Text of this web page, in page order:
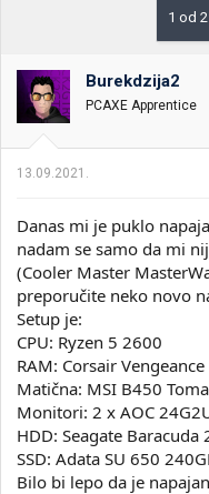
i
k
t
e
o
k
j
1 od 2
Burekdzija2
PCAXE Apprentice
13.09.2021.
Danas mi je puklo
nadam se samo da mi
(Cooler Master
preporučite neko novo
Setup je:
CPU: Ryzen 5 2600
RAM: Corsair
Matična: MSI B450
Monitori: 2 x AOC
HDD: Seagate
SSD: Adata SU 650
Bilo bi lepo da je